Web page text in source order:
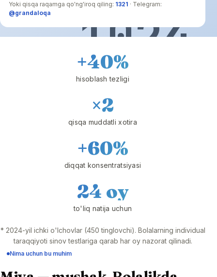
1024
Yoki qisqa raqamga qo'ng'iroq qiling: 1321 · Telegram:
@grandaloqa
+40%
hisoblash tezligi
×2
qisqa muddatli xotira
+60%
diqqat konsentratsiyasi
24 oy
to'liq natija uchun
* 2024-yil ichki o'lchovlar (450 tinglovchi). Bolalarning individual
taraqqiyoti sinov testlariga qarab har oy nazorat qilinadi.
Nima uchun bu muhim